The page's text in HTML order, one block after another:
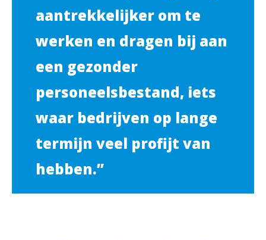
aantrekkelijker om te
werken en dragen bij aan
een gezonder
personeelsbestand, iets
waar bedrijven op lange
termijn veel profijt van
hebben.”